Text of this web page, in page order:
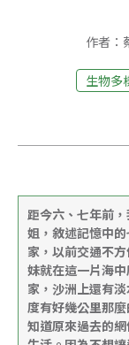
作者：
生物多
距今六、七年前
姐，敘述記憶中
家，以前交通不
妹就在這一片海
家，沙洲上還有
度有好幾公里那
知道原來過去的